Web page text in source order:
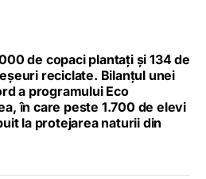
de copaci plantați și 134 de
reciclate. Bilanțul unei
a programului Eco
în care peste 1.700 de elevi
la protejarea naturii din